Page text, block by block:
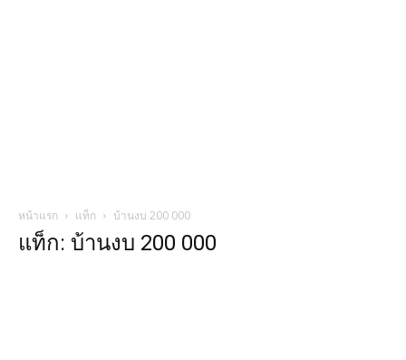
หน้าแรก แท็ก บ้านงบ 200 000
แท็ก: บ้านงบ 200 000